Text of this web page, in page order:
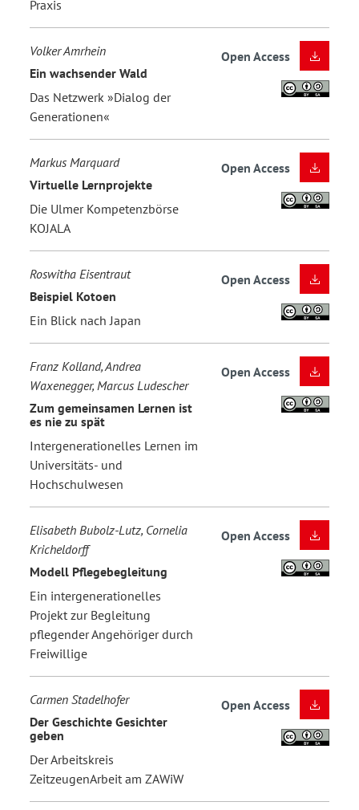
Praxis
Volker Amrhein
Ein wachsender Wald
Das Netzwerk »Dialog der
Generationen«
Open Access
Markus Marquard
Virtuelle Lernprojekte
Die Ulmer Kompetenzbörse
KOJALA
Open Access
Roswitha Eisentraut
Beispiel Kotoen
Ein Blick nach Japan
Open Access
Franz Kolland, Andrea
Waxenegger, Marcus Ludescher
Zum gemeinsamen Lernen ist
es nie zu spät
Intergenerationelles Lernen im
Universitäts- und
Hochschulwesen
Open Access
Elisabeth Bubolz-Lutz, Cornelia
Kricheldorff
Modell Pflegebegleitung
Ein intergenerationelles
Projekt zur Begleitung
pflegender Angehöriger durch
Freiwillige
Open Access
Carmen Stadelhofer
Der Geschichte Gesichter
geben
Der Arbeitskreis
ZeitzeugenArbeit am ZAWiW
Open Access